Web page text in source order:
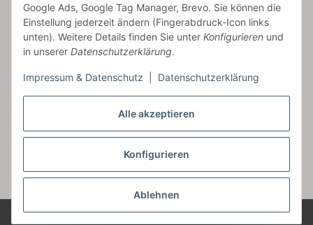
Alle akzeptieren
Konfigurieren
Ablehnen
Google Ads, Google Tag Manager, Brevo. Sie können die
Einstellung jederzeit ändern (Fingerabdruck-Icon links
unten). Weitere Details finden Sie unter Konfigurieren und
in unserer Datenschutzerklärung.
Impressum & Datenschutz Datenschutzerklärung
Frieslandstr. 44 | 26446 Reepsholt
Fon 04468-9479855-0 | Fax -9
Vertrag widerrufen
* Alle Preise inkl. gesetzlicher USt., zzgl.Versand
© Carls GmbH
Alle Bilder sind unser Eigentum!